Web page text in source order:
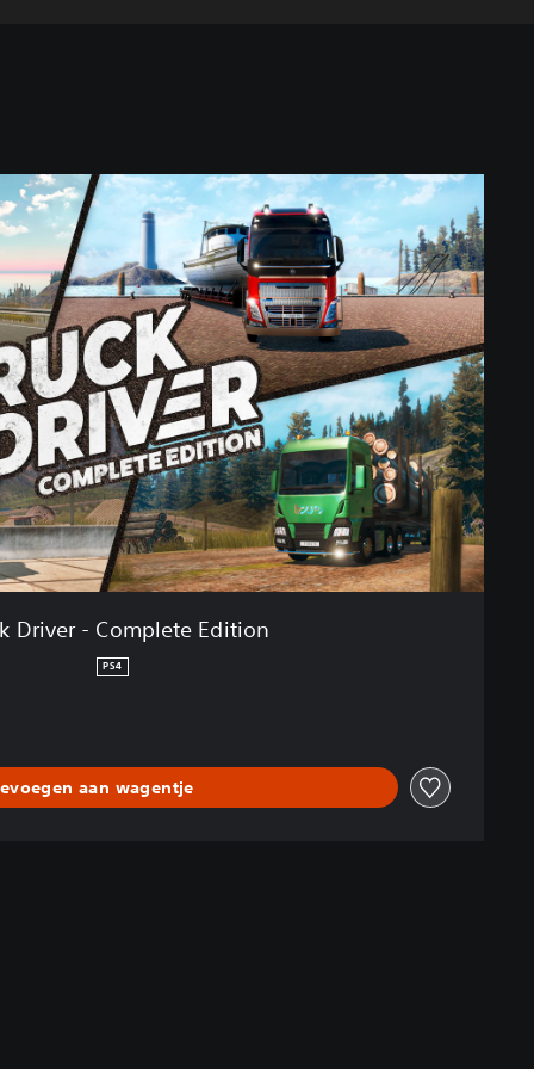
Driver - Complete Edition
PS4
aan wagentje